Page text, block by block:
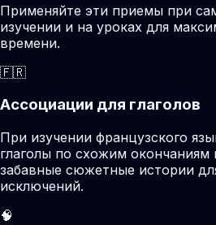
Применяйте эти приемы при
изучении и на уроках для
времени.
🇫🇷
Ассоциации для глаголов
При изучении французского
глаголы по схожим окончаниям
забавные сюжетные истории
исключений.
🧠